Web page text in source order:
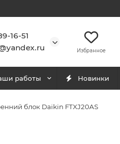
16-51
Избранное
работы Новинки
блок Daikin FTXJ20AS